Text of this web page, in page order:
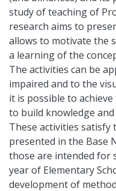
study of teaching of
research aims to
allows to motivate the
a learning of the
The activities can be
impaired and to the
it is possible to
to build knowledge
These activities satisfy
presented in the Base
those are intended for
year of Elementary
development of